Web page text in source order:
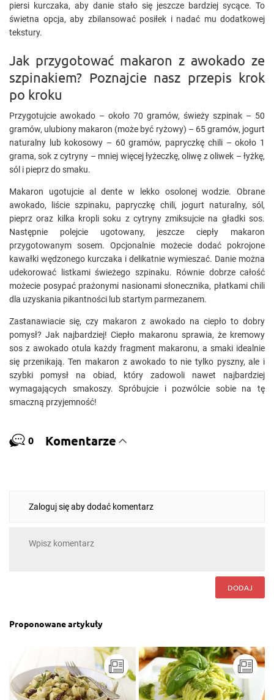
piersi kurczaka, aby danie stało się jeszcze bardziej sycące. To
świetna opcja, aby zbilansować posiłek i nadać mu dodatkowej
tekstury.
Jak przygotować makaron z awokado ze
szpinakiem? Poznajcie nasz przepis krok
po kroku
Przygotujcie awokado – około 70 gramów, świeży szpinak – 50
gramów, ulubiony makaron (może być ryżowy) – 65 gramów, jogurt
naturalny lub kokosowy – 60 gramów, papryczkę chili – około 1
grama, sok z cytryny – mniej więcej łyżeczkę, oliwę z oliwek – łyżkę,
sól i pieprz do smaku.
Makaron ugotujcie al dente w lekko osolonej wodzie. Obrane
awokado, liście szpinaku, papryczkę chili, jogurt naturalny, sól,
pieprz oraz kilka kropli soku z cytryny zmiksujcie na gładki sos.
Następnie polejcie ugotowany, jeszcze ciepły makaron
przygotowanym sosem. Opcjonalnie możecie dodać pokrojone
kawałki wędzonego kurczaka i delikatnie wymieszać. Danie można
udekorować listkami świeżego szpinaku. Równie dobrze całość
możecie posypać prażonymi nasionami słonecznika, płatkami chili
dla uzyskania pikantności lub startym parmezanem.
Zastanawiacie się, czy makaron z awokado na ciepło to dobry
pomysł? Jak najbardziej! Ciepło makaronu sprawia, że kremowy
sos z awokado otula każdy fragment makaronu, a smaki idealnie
się przenikają. Ten makaron z awokado to nie tylko pyszny, ale i
szybki pomysł na obiad, który zadowoli nawet najbardziej
wymagających smakoszy. Spróbujcie i pozwólcie sobie na tę
smaczną przyjemność!
0 Komentarze
Zaloguj się aby dodać komentarz
DODAJ
Proponowane artykuły